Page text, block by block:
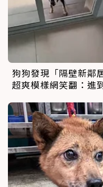
狗狗發現「隔壁新鄰
超爽模樣網笑翻：進